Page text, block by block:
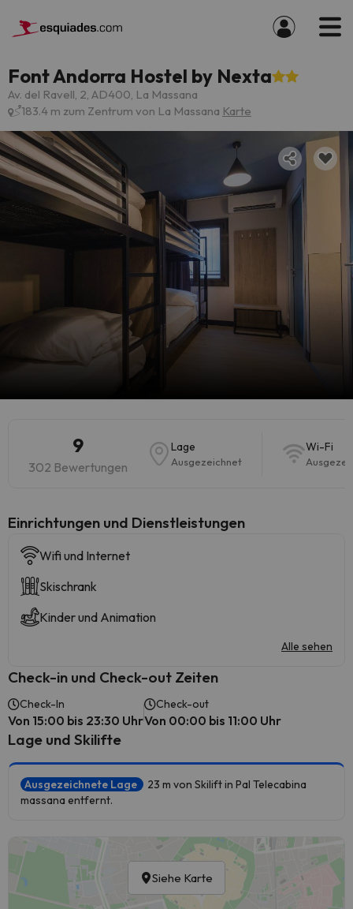
Font Andorra Hostel by Nexta
Av. del Ravell, 2, AD400, La Massana
183.4 m zum Zentrum von La Massana Karte
9
302 Bewertungen
Lage
Ausgezeichnet
Wi-Fi
​Einrichtungen und Dienstleistungen
Wifi und Internet
Skischrank
Kinder und Animation
Alle sehen
Check-in und Check-out Zeiten
Check-In
Von 15:00 bis 23:30 Uhr
Check-out
Von 00:00 bis 11:00 Uhr
Lage und Skilifte
Ausgezeichnete Lage
23 m von Skilift in Pal Telecabina
massana entfernt.
Siehe Karte